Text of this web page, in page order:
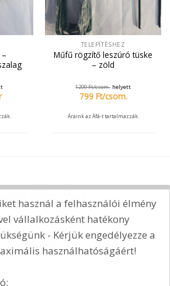
TELEPÍTÉSHEZ
Műfű rögzítő leszúró tüske
– zöld
1299Ft/csom. helyett
799 Ft/csom.
Áraink az Áfá-t tartalmazzák.
KIEGÉSZÍTŐK
használ a felhasználói élmény
vállalkozásként hatékony
- Kérjük engedélyezze a
használhatóságáért!